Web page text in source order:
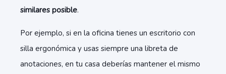
similares posible.
Por ejemplo, si en la oficina tienes un escritorio con
silla ergonómica y usas siempre una libreta de
anotaciones, en tu casa deberías mantener el mismo